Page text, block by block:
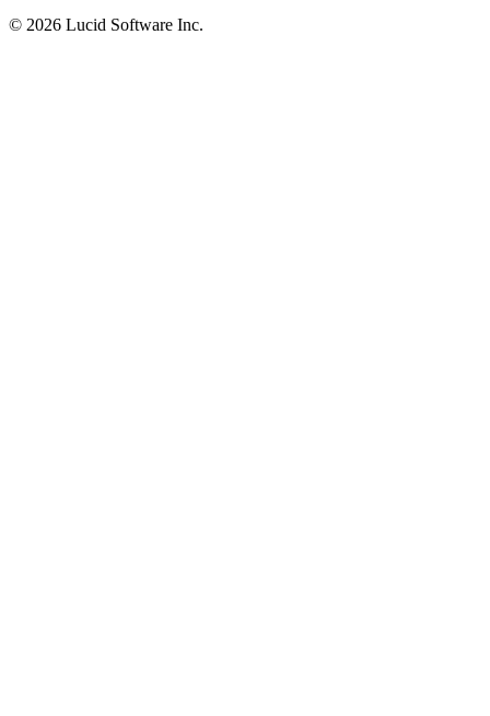
© 2026 Lucid Software Inc.